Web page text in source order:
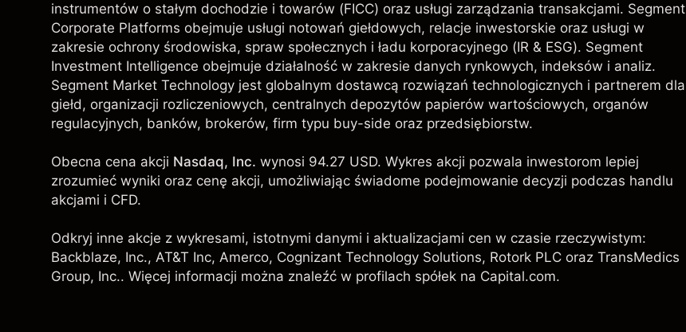
instrumentów o stałym dochodzie i towarów (FICC) oraz usługi zarządzania transakcjami. Segment
Corporate Platforms obejmuje usługi notowań giełdowych, relacje inwestorskie oraz usługi w
zakresie ochrony środowiska, spraw społecznych i ładu korporacyjnego (IR & ESG). Segment
Investment Intelligence obejmuje działalność w zakresie danych rynkowych, indeksów i analiz.
Segment Market Technology jest globalnym dostawcą rozwiązań technologicznych i partnerem dla
giełd, organizacji rozliczeniowych, centralnych depozytów papierów wartościowych, organów
regulacyjnych, banków, brokerów, firm typu buy-side oraz przedsiębiorstw.
Obecna cena akcji Nasdaq, Inc. wynosi 94.27 USD. Wykres akcji pozwala inwestorom lepiej
zrozumieć wyniki oraz cenę akcji, umożliwiając świadome podejmowanie decyzji podczas handlu
akcjami i CFD.
Odkryj inne akcje z wykresami, istotnymi danymi i aktualizacjami cen w czasie rzeczywistym:
Backblaze, Inc., AT&T Inc, Amerco, Cognizant Technology Solutions, Rotork PLC oraz TransMedics
Group, Inc.. Więcej informacji można znaleźć w profilach spółek na Capital.com.